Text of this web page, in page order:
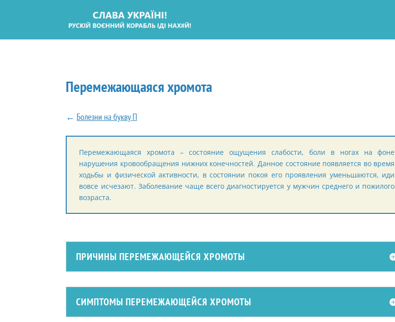
Перемежающаяся хромота
← Болезни на букву П
Перемежающаяся хромота – состояние ощущения слабости, боли в ногах на фоне
нарушения кровообращения нижних конечностей. Данное состояние появляется во время
ходьбы и физической активности, в состоянии покоя его проявления уменьшаются, иди
вовсе исчезают. Заболевание чаще всего диагностируется у мужчин среднего и пожилого
возраста.
ПРИЧИНЫ ПЕРЕМЕЖАЮЩЕЙСЯ ХРОМОТЫ
СИМПТОМЫ ПЕРЕМЕЖАЮЩЕЙСЯ ХРОМОТЫ